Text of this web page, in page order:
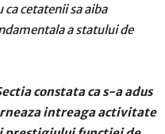
cetatenii sa aiba
a statului de
constata ca s-a adus
intreaga activitate